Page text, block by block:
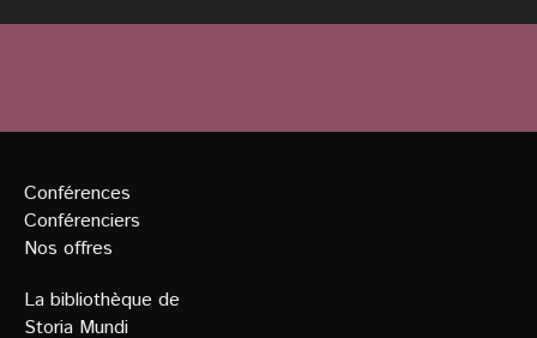
Conférences
Conférenciers
Nos offres
La bibliothèque de
Storia Mundi